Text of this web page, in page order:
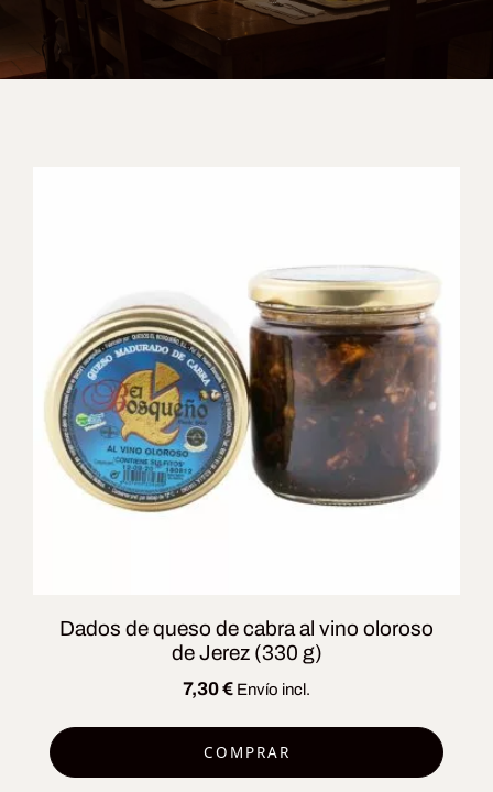
Dados de queso de cabra al vino oloroso
de Jerez (330 g)
7,30€ Envío incl.
COMPRAR